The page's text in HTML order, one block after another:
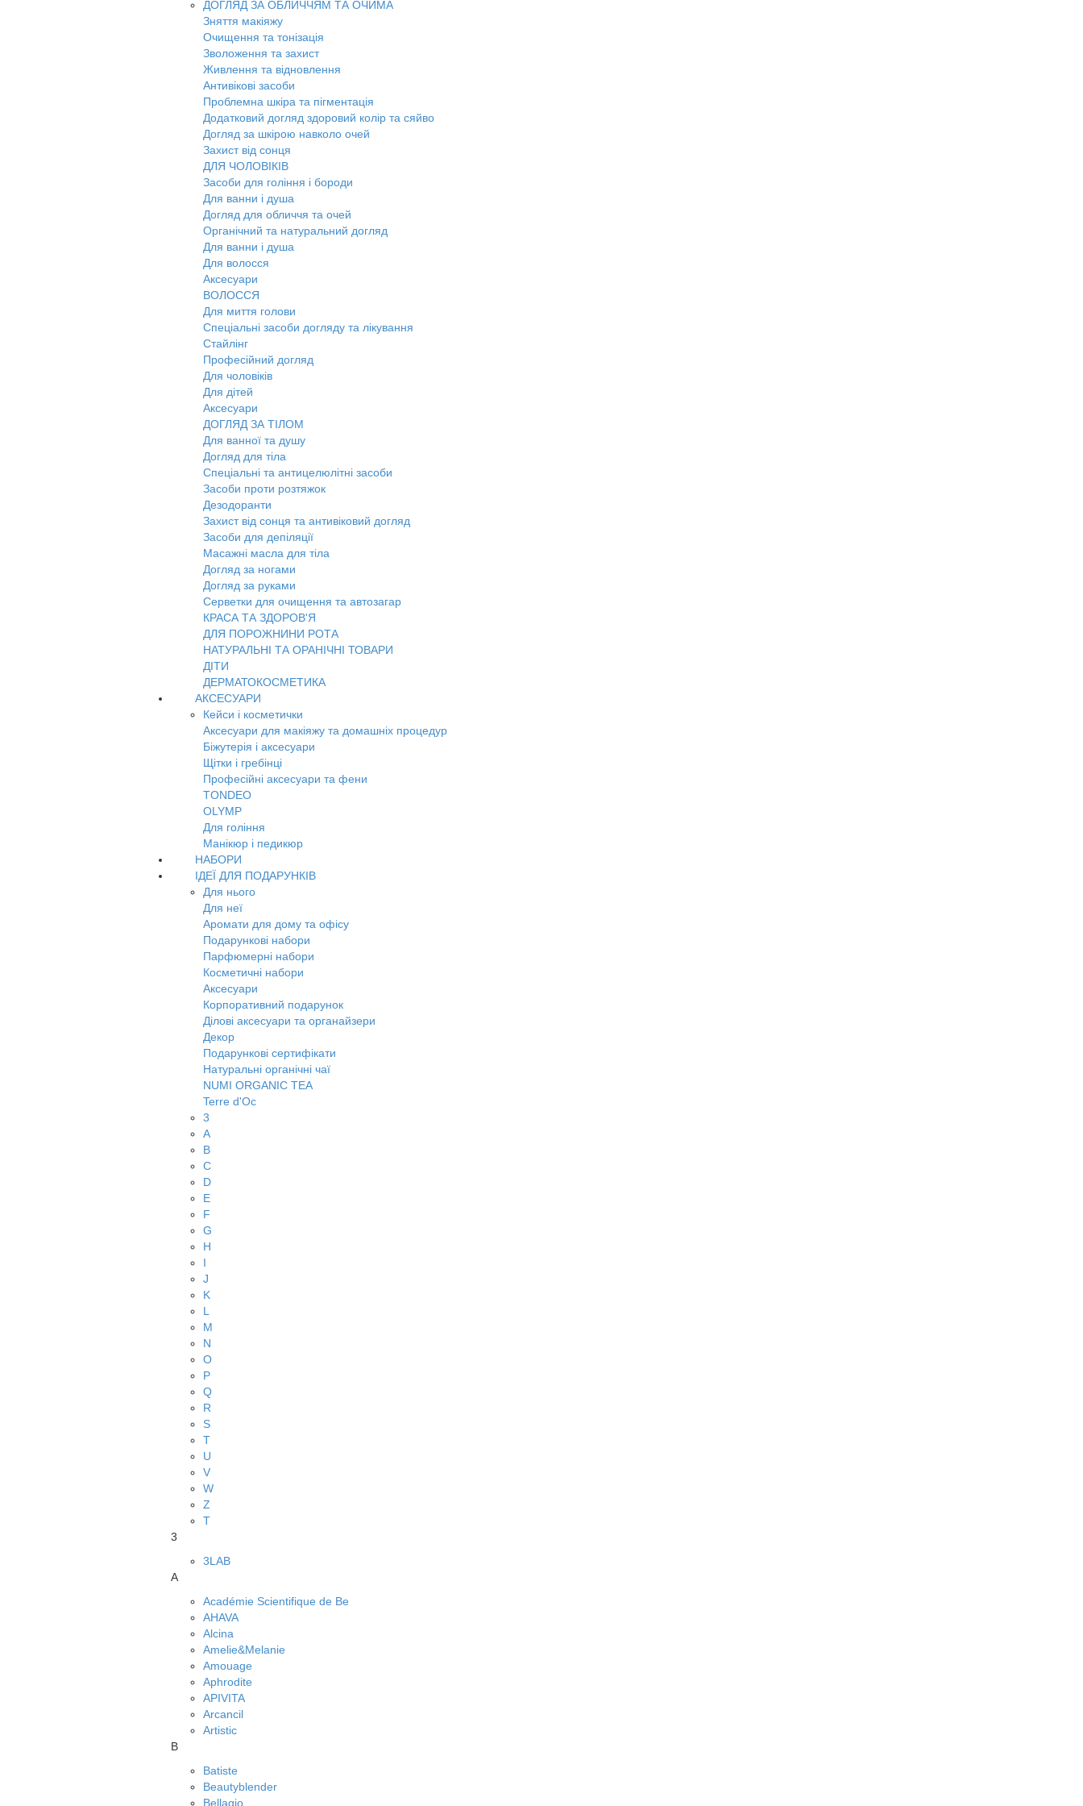
ДОГЛЯД ЗА ОБЛИЧЧЯМ ТА ОЧИМА
Зняття макіяжу
Очищення та тонізація
Зволоження та захист
Живлення та відновлення
Антивікові засоби
Проблемна шкіра та пігментація
Додатковий догляд здоровий колір та сяйво
Догляд за шкірою навколо очей
Захист від сонця
ДЛЯ ЧОЛОВІКІВ
Засоби для гоління і бороди
Для ванни і душа
Догляд для обличчя та очей
Органічний та натуральний догляд
Для ванни і душа
Для волосся
Аксесуари
ВОЛОССЯ
Для миття голови
Спеціальні засоби догляду та лікування
Стайлінг
Професійний догляд
Для чоловіків
Для дітей
Аксесуари
ДОГЛЯД ЗА ТІЛОМ
Для ванної та душу
Догляд для тіла
Спеціальні та антицелюлітні засоби
Засоби проти розтяжок
Дезодоранти
Захист від сонця та антивіковий догляд
Засоби для депіляції
Масажні масла для тіла
Догляд за ногами
Догляд за руками
Серветки для очищення та автозагар
КРАСА ТА ЗДОРОВ'Я
ДЛЯ ПОРОЖНИНИ РОТА
НАТУРАЛЬНІ ТА ОРАНІЧНІ ТОВАРИ
ДІТИ
ДЕРМАТОКОСМЕТИКА
АКСЕСУАРИ
Кейси і косметички
Аксесуари для макіяжу та домашніх процедур
Біжутерія і аксесуари
Щітки і гребінці
Професійні аксесуари та фени
TONDEO
OLYMP
Для гоління
Манікюр і педикюр
НАБОРИ
ІДЕЇ ДЛЯ ПОДАРУНКІВ
Для нього
Для неї
Аромати для дому та офісу
Подарункові набори
Парфюмерні набори
Косметичні набори
Аксесуари
Корпоративний подарунок
Ділові аксесуари та органайзери
Декор
Подарункові сертифікати
Натуральні органічні чаї
NUMI ORGANIC TEA
Terre d'Oc
3
A
B
C
D
E
F
G
H
I
J
K
L
M
N
O
P
Q
R
S
T
U
V
W
Z
Т
3
3LAB
A
Académie Scientifique de Be
AHAVA
Alcina
Amelie&Melanie
Amouage
Aphrodite
APIVITA
Arcancil
Artistic
B
Batiste
Beautyblender
Bellagio